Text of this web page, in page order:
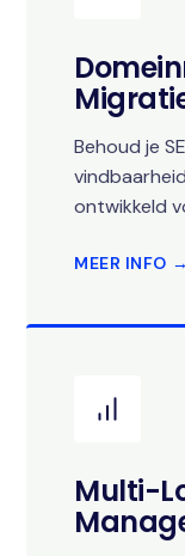
Behoud je
ontwikkeld
MEER INFO →
Multi-